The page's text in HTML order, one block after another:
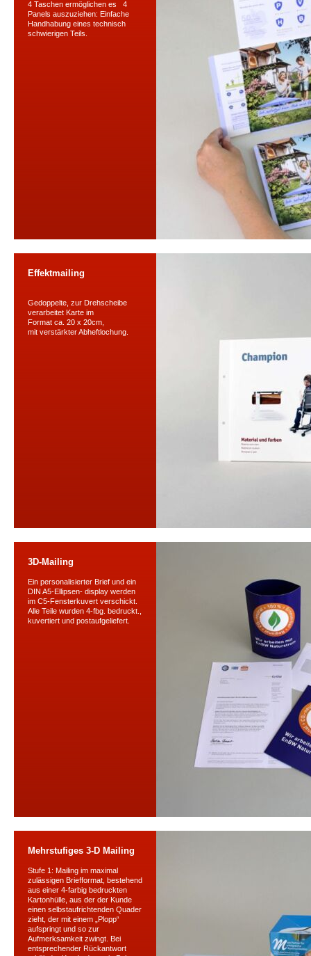
4 Taschen ermöglichen es 4
Panels auszuziehen: Einfache
Handhabung eines technisch
schwierigen Teils.
Effektmailing
Gedoppelte, zur Drehscheibe
verarbeitet Karte im
Format ca. 20 x 20cm,
mit verstärkter Abheftlochung.
3D-Mailing
Ein personalisierter Brief und ein
DIN A5-Ellipsen- display werden
im C5-Fensterkuvert verschickt.
Alle Teile wurden 4-fbg. bedruckt.,
kuvertiert und postaufgeliefert.
Mehrstufiges 3-D Mailing
Stufe 1: Mailing im maximal
zulässigen Briefformat, bestehend
aus einer 4-farbig bedruckten
Kartonhülle, aus der der Kunde
einen selbstaufrichtenden Quader
zieht, der mit einem „Plopp“
aufspringt und so zur
Aufmerksamkeit zwingt. Bei
entsprechender Rückantwort